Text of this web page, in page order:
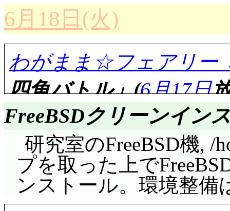
ます。
総合評価……☆☆☆☆(終
言いたいけど, 中盤ダ
ーヌは完全に蛇足)
たされたのは驚いた
ょう。本格的に弟子
除(これも裏方)から始
得ています。菊地に
うか不審がれ(^^;;;
菊地の趣味は鉄道写
この時間なら珍しい
ことで待ち構えるが,
になっていたのだっ
で行かなければなら
6月18日(火)
わがまま☆フェアリー
四角バトル」(6月17日
評価……☆☆☆☆☆(前回
案外あっさりトマト
FreeBSDクリーンイン
研究室のFreeBSD機, /
プを取った上で
ンストール。環境整備